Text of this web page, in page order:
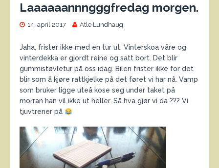
Laaaaaannngggfredag morgen.
14. april 2017 Atle Lundhaug
Jaha, frister ikke med en tur ut. Vinterskoa våre og
vinterdekka er gjordt reine og satt bort. Det blir
gummistøvletur på oss idag. Bilen frister ikke for det
blir som å kjøre rattkjelke på det føret vi har nå. Vamp
som bruker ligge uteå kose seg under taket på
morran han vil ikke ut heller. Så hva gjør vi da ??? Vi
tjuvtrener på